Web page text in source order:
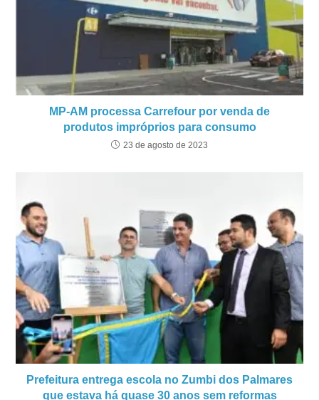
MP-AM processa Carrefour por venda de
produtos impróprios para consumo
23 de agosto de 2023
Prefeitura entrega escola no Zumbi dos Palmares
que estava há quase 30 anos sem reformas